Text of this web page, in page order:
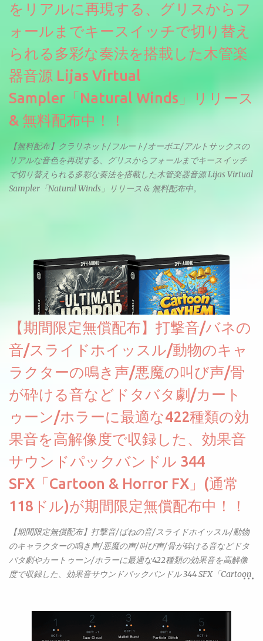
をリアルに再現する、グリスからフ
ォールまでキースイッチで切り替え
られる多彩な奏法を搭載した木管楽
器音源 Lijas Virtual
Sampler「Natural Winds」リリース
& 無料配布中！！
【無料配布】クラリネット/フルート/オーボエ/アルトサックスの
リアルな音色を再現する、グリスからフォールまでキースイッチ
で切り替えられる多彩な奏法を搭載した木管楽器音源 Lijas Virtual
Sampler「Natural Winds」リリース & 無料配布中。
【期間限定無償配布】打撃音/バネの
音/スライドホイッスル/動物のキャ
ラクターの鳴き声/悪魔の叫び声/骨
が砕ける音などドタバタ劇/カート
ゥーン/ホラーに最適な422種類の効
果音を高解像度で収録した、効果音
サウンドパックバンドル 344
SFX「Cartoon & Horror FX」(通常
118ドル)が期間限定無償配布中！！
【期間限定無償配布】打撃音/ばねの音/スライドホイッスル/動物
のキャラクターの鳴き声/悪魔の声/叫び声/骨が砕ける音などドタ
バタ劇やカートゥーン/ホラーに最適な422種類の効果音を高解像
度で収録した、効果音サウンドパックバンドル 344 SFX「Cartoon